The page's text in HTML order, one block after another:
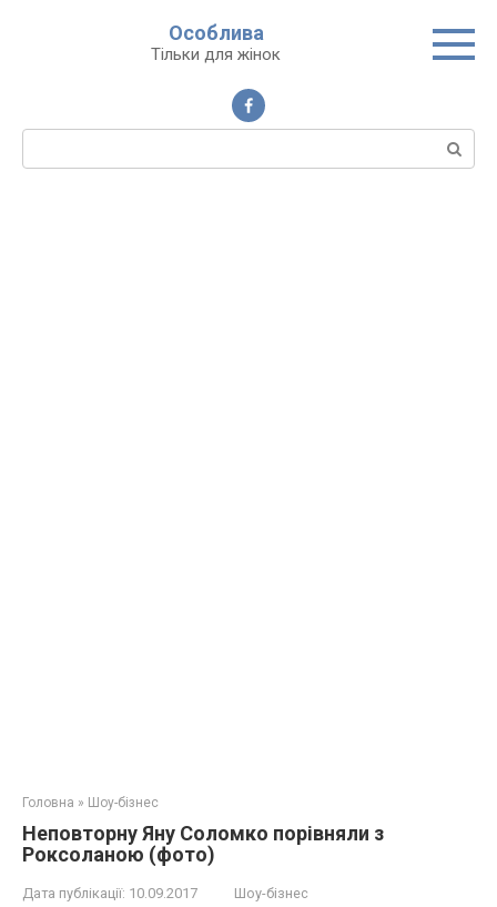
Особлива
Тільки для жінок
Пошук:
Головна » Шоу-бізнес
Неповторну Яну Соломко порівняли з
Роксоланою (фото)
Дата публікації: 10.09.2017 Шоу-бізнес